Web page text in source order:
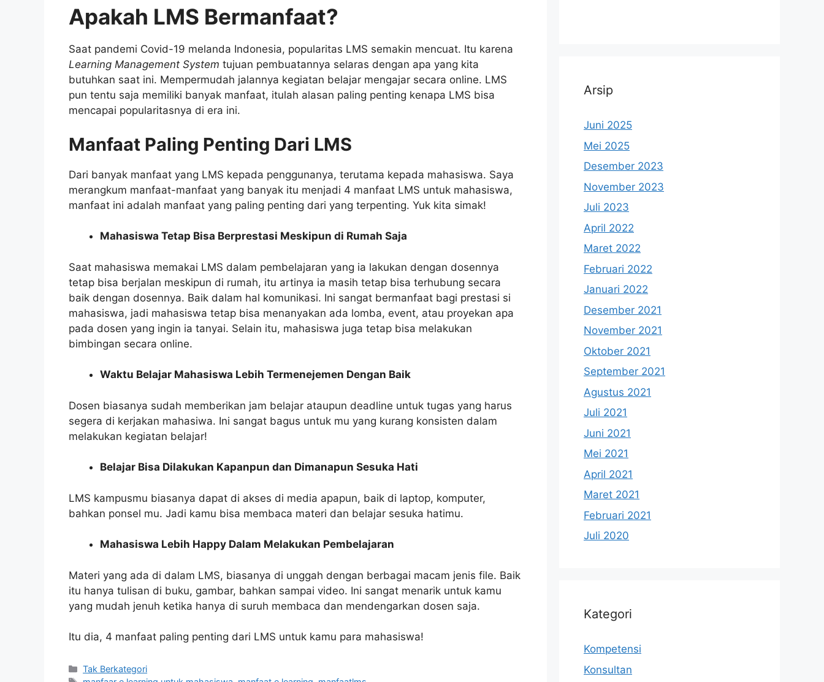
Apakah LMS Bermanfaat?
Saat pandemi Covid-19 melanda Indonesia, popularitas LMS semakin mencuat. Itu karena
Learning Management System tujuan pembuatannya selaras dengan apa yang kita
butuhkan saat ini. Mempermudah jalannya kegiatan belajar mengajar secara online. LMS
pun tentu saja memiliki banyak manfaat, itulah alasan paling penting kenapa LMS bisa
mencapai popularitasnya di era ini.
Manfaat Paling Penting Dari LMS
Dari banyak manfaat yang LMS kepada penggunanya, terutama kepada mahasiswa. Saya
merangkum manfaat-manfaat yang banyak itu menjadi 4 manfaat LMS untuk mahasiswa,
manfaat ini adalah manfaat yang paling penting dari yang terpenting. Yuk kita simak!
Mahasiswa Tetap Bisa Berprestasi Meskipun di Rumah Saja
Saat mahasiswa memakai LMS dalam pembelajaran yang ia lakukan dengan dosennya
tetap bisa berjalan meskipun di rumah, itu artinya ia masih tetap bisa terhubung secara
baik dengan dosennya. Baik dalam hal komunikasi. Ini sangat bermanfaat bagi prestasi si
mahasiswa, jadi mahasiswa tetap bisa menanyakan ada lomba, event, atau proyekan apa
pada dosen yang ingin ia tanyai. Selain itu, mahasiswa juga tetap bisa melakukan
bimbingan secara online.
Waktu Belajar Mahasiswa Lebih Termenejemen Dengan Baik
Dosen biasanya sudah memberikan jam belajar ataupun deadline untuk tugas yang harus
segera di kerjakan mahasiwa. Ini sangat bagus untuk mu yang kurang konsisten dalam
melakukan kegiatan belajar!
Belajar Bisa Dilakukan Kapanpun dan Dimanapun Sesuka Hati
LMS kampusmu biasanya dapat di akses di media apapun, baik di laptop, komputer,
bahkan ponsel mu. Jadi kamu bisa membaca materi dan belajar sesuka hatimu.
Mahasiswa Lebih Happy Dalam Melakukan Pembelajaran
Materi yang ada di dalam LMS, biasanya di unggah dengan berbagai macam jenis file. Baik
itu hanya tulisan di buku, gambar, bahkan sampai video. Ini sangat menarik untuk kamu
yang mudah jenuh ketika hanya di suruh membaca dan mendengarkan dosen saja.
Itu dia, 4 manfaat paling penting dari LMS untuk kamu para mahasiswa!
Kategori
Tak Berkategori
Arsip
Juni 2025
Mei 2025
Desember 2023
November 2023
Juli 2023
April 2022
Maret 2022
Februari 2022
Januari 2022
Desember 2021
November 2021
Oktober 2021
September 2021
Agustus 2021
Juli 2021
Juni 2021
Mei 2021
April 2021
Maret 2021
Februari 2021
Juli 2020
Kategori
Kompetensi
Konsultan